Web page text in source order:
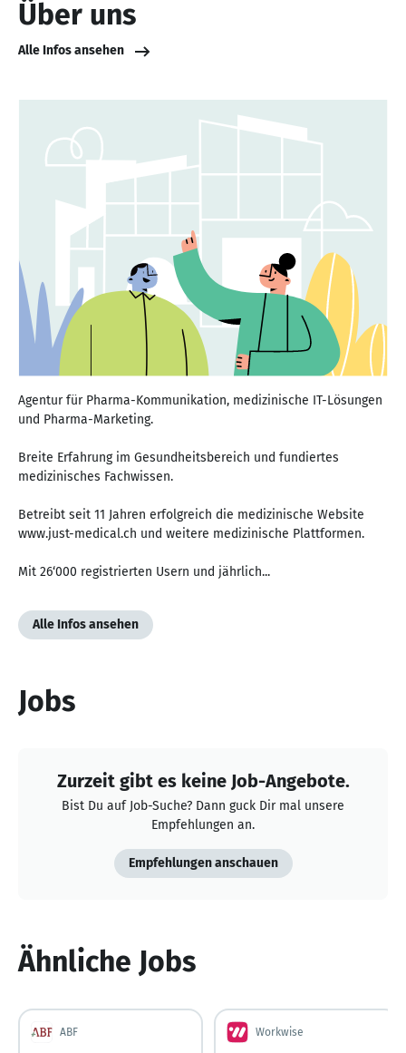
Über uns
Alle Infos ansehen
Agentur für Pharma-Kommunikation, medizinische IT-Lösungen
und Pharma-Marketing.
Breite Erfahrung im Gesundheitsbereich und fundiertes
medizinisches Fachwissen.
Betreibt seit 11 Jahren erfolgreich die medizinische Website
www.just-medical.ch und weitere medizinische Plattformen.
Mit 26‘000 registrierten Usern und jährlich...
Alle Infos ansehen
Jobs
Zurzeit gibt es keine Job-Angebote.
Bist Du auf Job-Suche? Dann guck Dir mal unsere
Empfehlungen an.
Empfehlungen anschauen
Ähnliche Jobs
ABF Workwise